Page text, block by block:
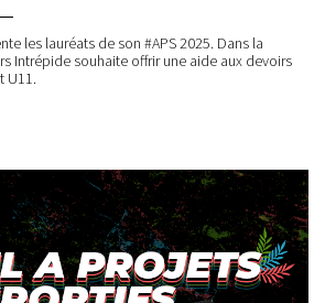
les lauréats de son #APS 2025. Dans la
Intrépide souhaite offrir une aide aux devoirs
U11.